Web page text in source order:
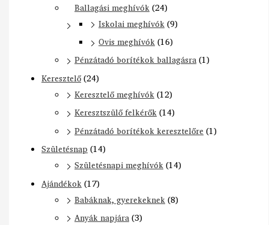
Ballagási meghívók(24)
Iskolai meghívók(9)
Ovis meghívók(16)
Pénzátadó borítékok ballagásra(1)
Keresztelő(24)
Keresztelő meghívók(12)
Keresztszülő felkérők(14)
Pénzátadó borítékok keresztelőre (1)
Születésnap (14)
Születésnapi meghívók(14)
Ajándékok(17)
Babáknak, gyerekeknek(8)
Anyák napjára(3)